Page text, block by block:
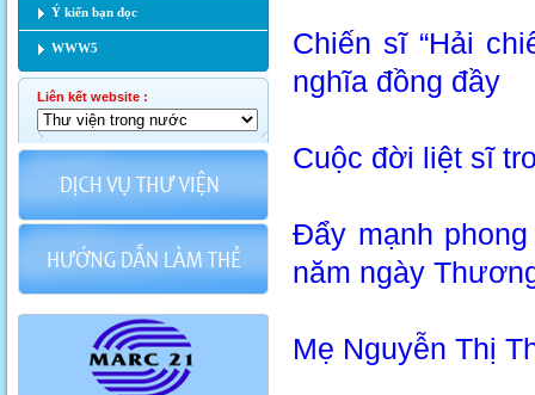
Ý kiến bạn đọc
WWW5
Liên kết website :
Chiến sĩ “Hải
nghĩa đồng đầy
Cuộc đời liệt sĩ
Đẩy mạnh
năm ngày
Mẹ Nguyễn Thị